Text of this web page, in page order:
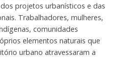
projetos urbanísticos e das
Trabalhadores, mulheres,
comunidades
elementos naturais que
urbano atravessaram a